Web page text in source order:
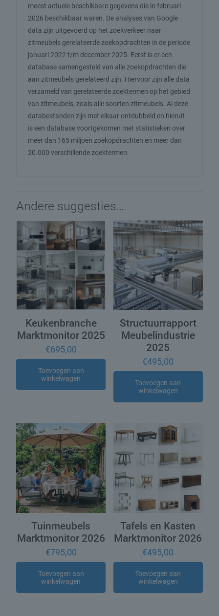
meest actuele beschikbare gegevens die in februari
2026 beschikbaar waren. De analyses van Google
data zijn uitgevoerd op het zoekverkeer naar
zitmeubels gerelateerde zoekopdrachten in de periode
januari 2022 t/m december 2025. Eerst is er een
database samengesteld van alle zoekopdrachten die
aan zitmeubels gerelateerd zijn. Hiervoor zijn alle data
verzameld van gerelateerde zoektermen op het gebied
van zitmeubels, zoals alle soorten zitmeubels. Al deze
databestanden zijn met elkaar ontdubbeld en hieruit
is een database voortgekomen met statistieken over
meer dan 165 miljoen zoekopdrachten en meer dan
20.000 verschillende zoektermen.
Andere suggesties…
Keukenbranche
Marktmonitor 2025
€695,00
Toevoegen aan
winkelwagen
Structuurrapport
Meubelindustrie
2025
€495,00
Toevoegen aan
winkelwagen
Tuinmeubels
Marktmonitor 2026
€795,00
Toevoegen aan
winkelwagen
Tafels en Kasten
Marktmonitor 2026
€495,00
Toevoegen aan
winkelwagen